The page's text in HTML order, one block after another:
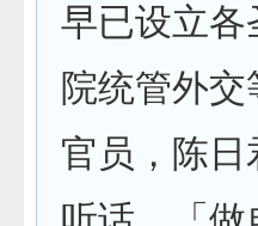
早已设立各
院统管外
官员，陈